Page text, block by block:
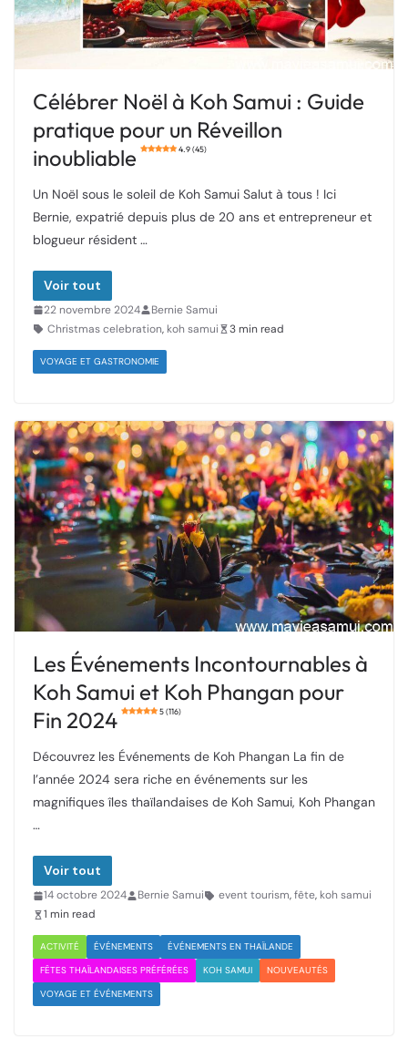
Célébrer Noël à Koh Samui : Guide
pratique pour un Réveillon
inoubliable
4.9 (45)
Un Noël sous le soleil de Koh Samui Salut à tous ! Ici
Bernie, expatrié depuis plus de 20 ans et entrepreneur et
blogueur résident …
Voir tout
22 novembre 2024
Bernie Samui
Christmas celebration, koh samui 3 min read
VOYAGE ET GASTRONOMIE
Les Événements Incontournables à
Koh Samui et Koh Phangan pour
Fin 2024
5 (116)
Découvrez les Événements de Koh Phangan La fin de
l’année 2024 sera riche en événements sur les
magnifiques îles thaïlandaises de Koh Samui, Koh Phangan
…
Voir tout
14 octobre 2024 Bernie Samui event tourism,fête, koh samui
1 min read
ACTIVITÉ ÉVÉNEMENTS
ÉVÉNEMENTS EN THAÏLANDE
FÊTES THAÏLANDAISES PRÉFÉRÉES
KOH SAMUI
NOUVEAUTÉS
VOYAGE ET ÉVÉNEMENTS